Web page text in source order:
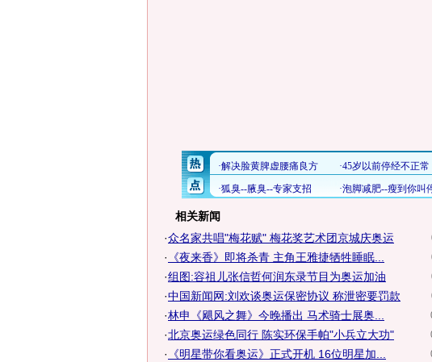
相关新闻
·众名家共唱"梅花赋" 梅花奖艺术团京城庆奥运
· 《夜来香》即将杀青 主角王雅捷牺牲睡眠...
·组图:容祖儿张信哲何润东录节目为奥运加油
·中国新闻网:刘欢谈奥运保密协议 称泄密要罚款
·林申《飓风之舞》今晚播出 马术骑士展奥...
·北京奥运绿色同行 陈实环保手帕"小兵立大功"
· 《明星带你看奥运》正式开机 16位明星加...